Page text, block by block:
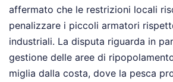
affermato che le restrizioni locali
penalizzare i piccoli armatori
industriali. La disputa riguarda in
gestione delle aree di
miglia dalla costa, dove la pesca